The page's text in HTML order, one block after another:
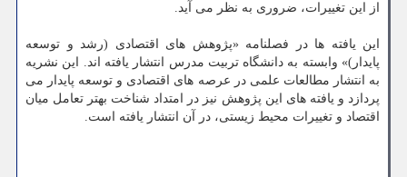
از این تغییرات، ضروری به نظر می آید.
این یافته ها در فصلنامه «پژوهش های اقتصادی (رشد و توسعه
پایدار)» وابسته به دانشگاه تربیت مدرس انتشار یافته اند. این نشریه
به انتشار مطالعات علمی در عرصه های اقتصادی و توسعه پایدار می
پردازد و یافته های این پژوهش نیز در امتداد شناخت بهتر تعامل میان
اقتصاد و تغییرات محیط زیستی، در آن انتشار یافته است.